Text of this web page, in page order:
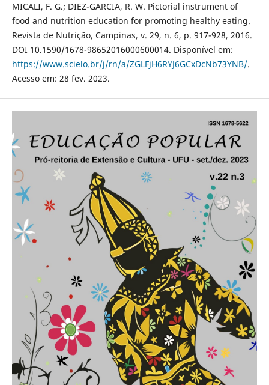
MICALI, F. G.; DIEZ-GARCIA, R. W. Pictorial instrument of
food and nutrition education for promoting healthy eating.
Revista de Nutrição, Campinas, v. 29, n. 6, p. 917-928, 2016.
DOI 10.1590/1678-98652016000600014. Disponível em:
https://www.scielo.br/j/rn/a/ZGLFjH6RYJ6GCxDcNb73YNB/.
Acesso em: 28 fev. 2023.